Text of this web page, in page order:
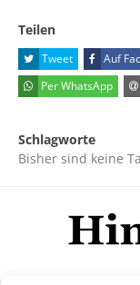
Teilen
Tweet Auf
Per WhatsApp
Schlagworte
Bisher sind keine